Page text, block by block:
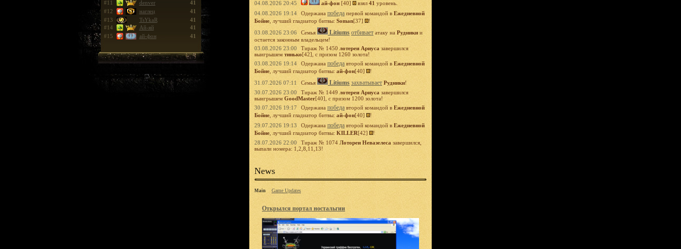
#11 denver
41
#12
наглец
41
#13
TsYkaR
41
#14
Ай-яй
41
#15
ай-фон 41
04.08.2026 20:45 ай-фон [40] взял41 уровень.
04.08.2026 19:14
Одержана победа первой командой в Ежедневной
Бойне , лучший гладиатор битвы: Soman[37]
!
03.08.2026 23:06
Семья Litiums отбивает атаку на Рудники и
остается законным владельцем!
03.08.2026 23:00
Тираж № 1450 лотереи Ариуса завершился
выигрышем тинько[42], с призом 1260 золота!
03.08.2026 19:14
Одержана победа второй командой в Ежедневной
Бойне , лучший гладиатор битвы: ай-фон[40]
!
31.07.2026 07:11
Семья Litiums захватывает Рудники!
30.07.2026 23:00
Тираж № 1449 лотереи Ариуса завершился
выигрышем GoodMaster[40], с призом 1200 золота!
30.07.2026 19:17
Одержана победа второй командой в Ежедневной
Бойне , лучший гладиатор битвы: ай-фон[40]
!
29.07.2026 19:13
Одержана победа второй командой в Ежедневной
Бойне , лучший гладиатор битвы: KILLER[42]
!
28.07.2026 22:00
Тираж № 1074 Лотореи Невазелеса завершился,
выпали номера: 1,2,8,11,13!
News
Main Game Updates
Открылся портал ностальгии